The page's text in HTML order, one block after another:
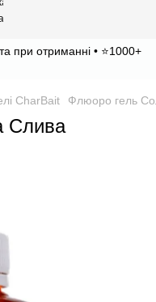
при отриманні • ⭐1000+
CharBait Флюоро гель
Слива